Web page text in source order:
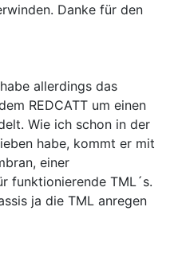
Danke für den
allerdings das
REDCATT um einen
Wie ich schon in der
habe, kommt er mit
einer
funktionierende TML´s.
ja die TML anregen